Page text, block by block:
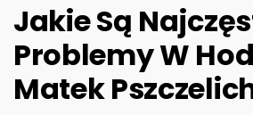
Jakie Są
Problemy W
Matek